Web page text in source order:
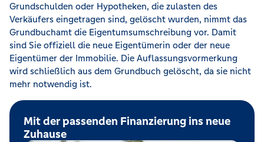
Grundschulden oder Hypotheken, die zulasten des
Verkäufers eingetragen sind, gelöscht wurden, nimmt das
Grundbuchamt die Eigentumsumschreibung vor. Damit
sind Sie offiziell die neue Eigentümerin oder der neue
Eigentümer der Immobilie. Die Auflassungsvormerkung
wird schließlich aus dem Grundbuch gelöscht, da sie nicht
mehr notwendig ist.
Mit der passenden Finanzierung ins neue
Zuhause